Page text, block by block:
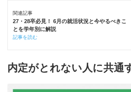
関連記事
27・28卒必見！ 6月の就活状況と今やるべきこ
とを学年別に解説
記事を読む
内定がとれない人に共通